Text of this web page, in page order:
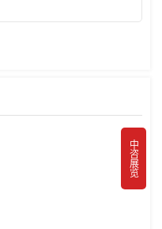
中咨展览